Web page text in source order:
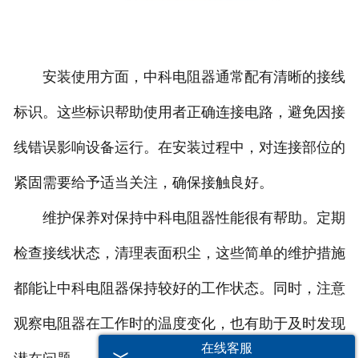
安装使用方面，中科电阻器通常配有清晰的接线
标识。这些标识帮助使用者正确连接电路，避免因接
线错误影响设备运行。在安装过程中，对连接部位的
紧固需要给予适当关注，确保接触良好。
维护保养对保持中科电阻器性能很有帮助。定期
检查接线状态，清理表面积尘，这些简单的维护措施
都能让中科电阻器保持较好的工作状态。同时，注意
观察电阻器在工作时的温度变化，也有助于及时发现
在线客服